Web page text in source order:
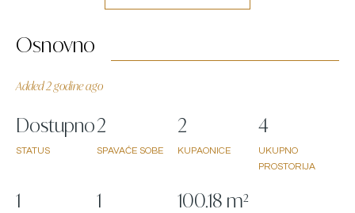
Osnovno
Added 2 godine ago
STATUS
Dostupno
SPAVAĆE SOBE
2
KUPAONICE
2
UKUPNO
PROSTORIJA
4
1 1 100.18 m²